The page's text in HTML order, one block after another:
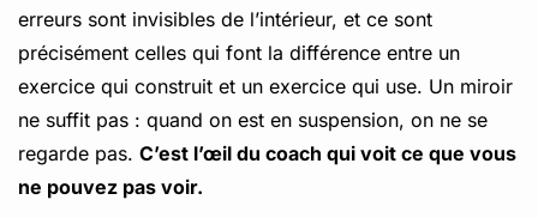
erreurs sont invisibles de l’intérieur, et ce sont
précisément celles qui font la différence entre un
exercice qui construit et un exercice qui use. Un miroir
ne suffit pas : quand on est en suspension, on ne se
regarde pas. C’est l’œil du coach qui voit ce que vous
ne pouvez pas voir.